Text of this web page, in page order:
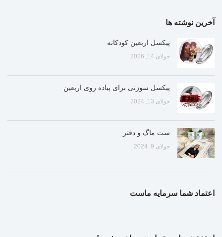
آخرین نوشته ها
پیکسل اربعین کودکانه
جولای 14, 2026
پیکسل سوزنی برای پیاده روی اربعین
جولای 13, 2024
ست ماگ و دفتر
جولای 9, 2024
اعتماد شما سرمایه ماست